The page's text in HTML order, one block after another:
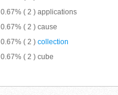
0.67% ( 2 ) applications
0.67% ( 2 ) cause
0.67% ( 2 ) collection
0.67% ( 2 ) cube